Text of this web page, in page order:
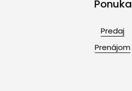
Ponuka
Predaj
Prenájom